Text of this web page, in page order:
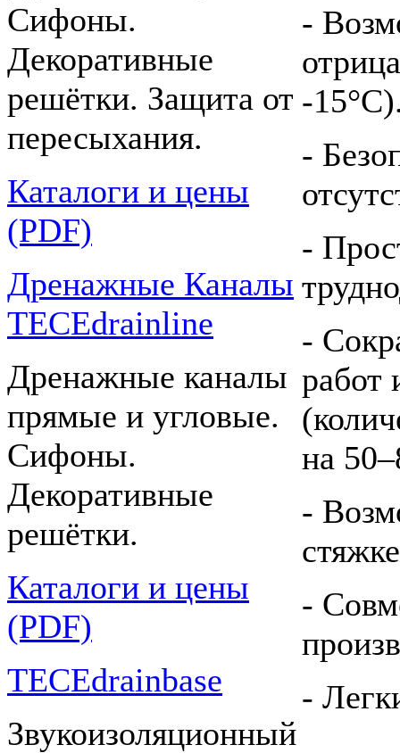
Сифоны.
Декоративные
решётки. Защита от
пересыхания.
Каталоги и цены
(PDF)
Дренажные Каналы
TECEdrainline
Дренажные каналы
прямые и угловые.
Сифоны.
Декоративные
решётки.
Каталоги и цены
(PDF)
TECEdrainbase
Звукоизоляционный
-
-
-
-
-
работ
на
-
-
-